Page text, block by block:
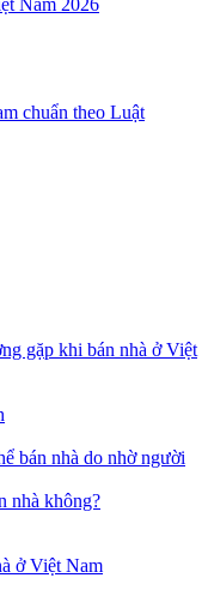
Nam 2026
chuẩn theo Luật
gặp khi bán nhà ở Việt
bán nhà do nhờ người
nhà không?
ở Việt Nam